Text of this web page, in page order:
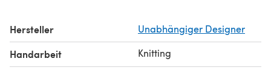
Hersteller Unabhängiger Designer
Handarbeit Knitting